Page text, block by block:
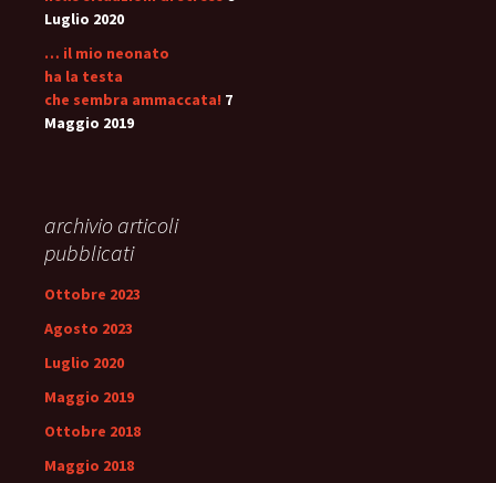
Luglio 2020
… il mio neonato
ha la testa
che sembra ammaccata! 7
Maggio 2019
archivio articoli
pubblicati
Ottobre 2023
Agosto 2023
Luglio 2020
Maggio 2019
Ottobre 2018
Maggio 2018